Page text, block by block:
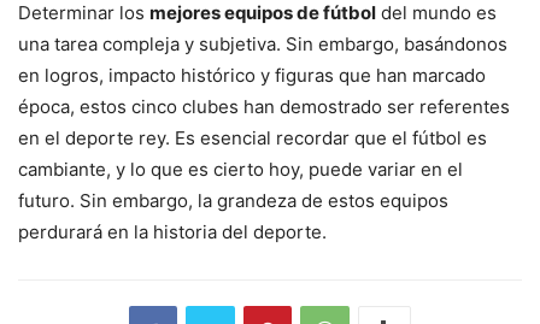
Determinar los mejores equipos de fútbol del mundo es
una tarea compleja y subjetiva. Sin embargo, basándonos
en logros, impacto histórico y figuras que han marcado
época, estos cinco clubes han demostrado ser referentes
en el deporte rey. Es esencial recordar que el fútbol es
cambiante, y lo que es cierto hoy, puede variar en el
futuro. Sin embargo, la grandeza de estos equipos
perdurará en la historia del deporte.